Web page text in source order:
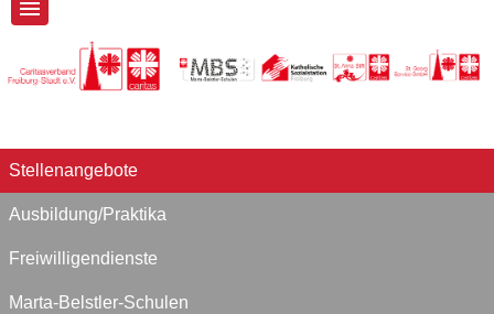
Stellenangebote
Ausbildung/Praktika
Freiwilligendienste
Marta-Belstler-Schulen